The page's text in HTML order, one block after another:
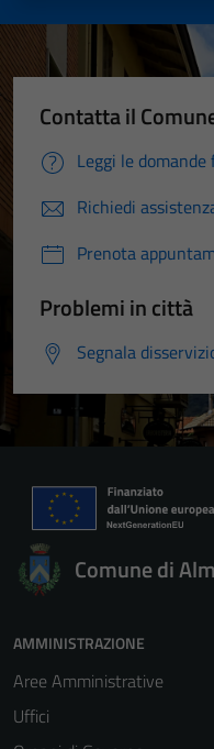
Contatta il
Leggi le
Richiedi
Prenota
Problemi in città
Segnala
Comune di
AMMINISTRAZIONE
Aree Amministrative
Uffici